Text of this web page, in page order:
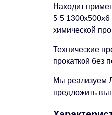
Находит
5-5 1300х500х6
химической
Технические
прокаткой без
Мы реализуем
предложить